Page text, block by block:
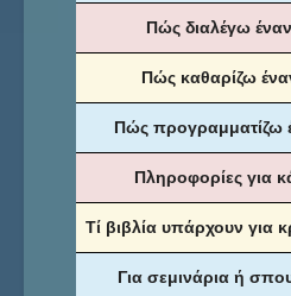
Πώς διαλέγω
Πώς καθαρίζω
Πώς προγραμματίζω
Πληροφορίες για
Τί βιβλία υπάρχουν για
Για σεμινάρια ή